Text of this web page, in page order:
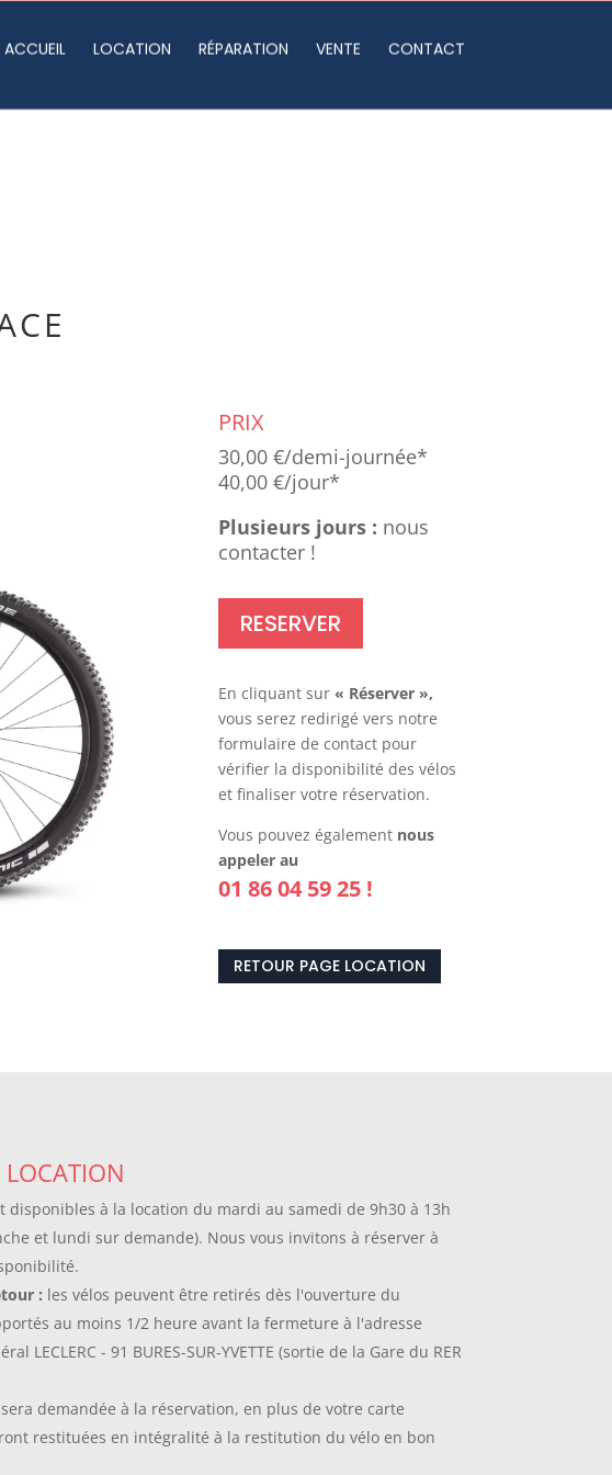
ACCUEIL LOCATION RÉPARATION VENTE CONTACT
PRIX
30,00 €/demi-journée*
40,00 €/jour*
Plusieurs jours : nous
contacter !
RESERVER
En cliquant sur « Réserver »,
vous serez redirigé vers notre
formulaire de contact pour
vérifier la disponibilité des vélos
et finaliser votre réservation.
Vous pouvez également nous
appeler au
01 86 04 59 25 !
RETOUR PAGE LOCATION
disponibles à la location du mardi au samedi de 9h30 à 13h
et lundi sur demande). Nous vous invitons à réserver à
: les vélos peuvent être retirés dès l'ouverture du
au moins 1/2 heure avant la fermeture à l'adresse
LECLERC - 91 BURES-SUR-YVETTE (sortie de la Gare du RER
demandée à la réservation, en plus de votre carte
restituées en intégralité à la restitution du vélo en bon